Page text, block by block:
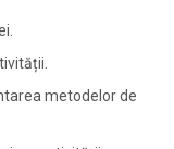
metodelor de